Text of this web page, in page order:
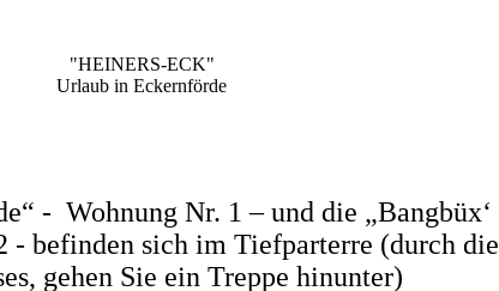
"HEINERS-ECK"
Urlaub in Eckernförde
- Wohnung Nr. 1 – und die „Bangbüx‘
- befinden sich im Tiefparterre (durch die
gehen Sie ein Treppe hinunter)